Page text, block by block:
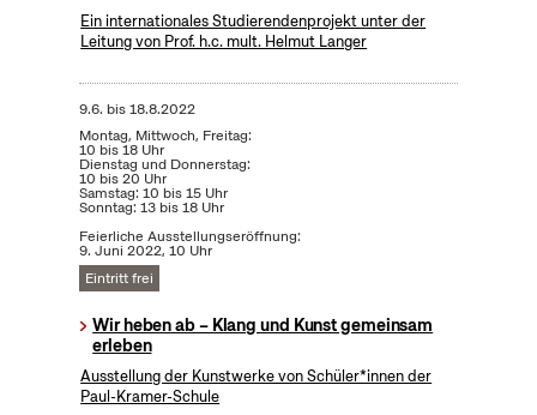
Ein internationales Studierendenprojekt unter der
Leitung von Prof. h.c. mult. Helmut Langer
9.6. bis18.8.2022
Montag, Mittwoch, Freitag:
10 bis 18 Uhr
Dienstag und Donnerstag:
10 bis 20 Uhr
Samstag: 10 bis 15 Uhr
Sonntag: 13 bis 18 Uhr
Feierliche Ausstellungseröffnung:
9. Juni 2022, 10 Uhr
Eintritt frei
Wir heben ab – Klang und Kunst gemeinsam
erleben
Ausstellung der Kunstwerke von Schüler*innen der
Paul-Kramer-Schule